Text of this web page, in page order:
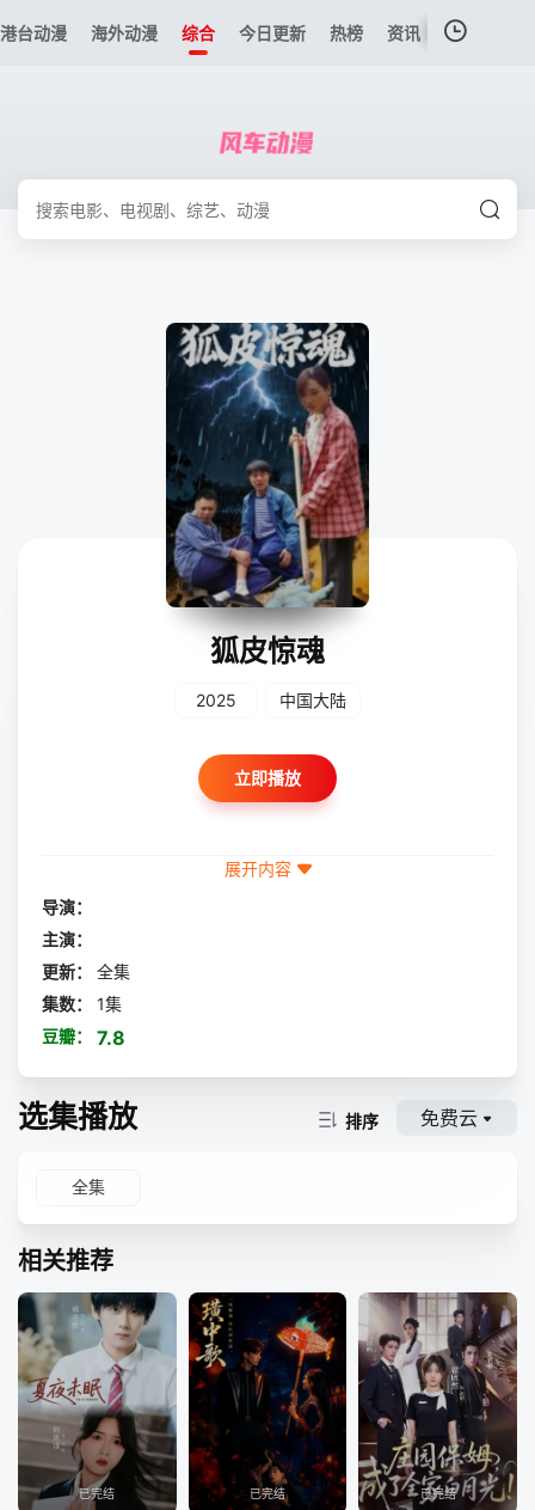
港台动漫 海外动漫 综合 今日更新 热榜 资讯
狐皮惊魂
2025 中国大陆
立即播放
展开内容
导演：
主演：
更新：
全集
集数：
1集
豆瓣：
7.8
选集播放 排序 免费云
全集
相关推荐
已完结 已完结 已完结